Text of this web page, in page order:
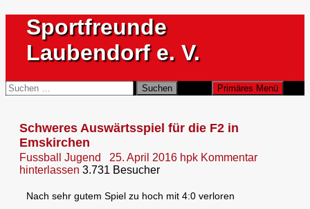
Inhalt
springen
Sportfreunde
Laubendorf e. V.
Suchen Primäres Menü
Suchen
nach:
Schweres Auswärtsspiel für die F2 in
Emskirchen
Fussball Jugend 25. April 2016 hpk Kommentar
hinterlassen 3.731 Besucher
Nach sehr gutem Spiel zu hoch mit 4:0 verloren